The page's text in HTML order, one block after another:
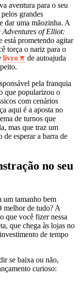
aventura para o seu
grandes
dar uma mãozinha. A
Adventures of Elliot:
está prometendo agitar
torça o nariz para o
livro
de autoajuda
pela franquia
que popularizou o
com cenários
aqui é a aposta no
de turnos que
mas que traz um
de esperar a barra de
no seu
um tamanho bem
melhor de tudo? A
que você fizer nessa
que chega às lojas no
de tempo
se baixa ou não,
curioso: